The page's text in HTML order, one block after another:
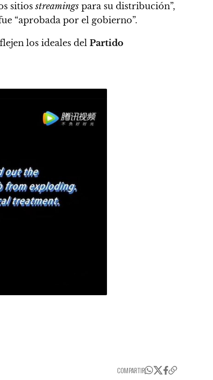
sitiosstreamings para su distribución”,
“aprobada por el gobierno”.
los ideales del Partido
COMPARTIR